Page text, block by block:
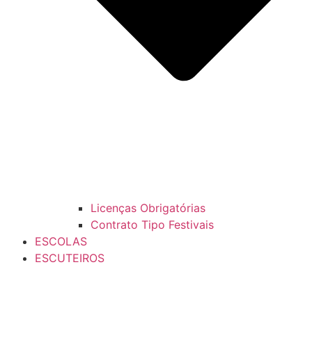
Licenças Obrigatórias
Contrato Tipo Festivais
ESCOLAS
ESCUTEIROS